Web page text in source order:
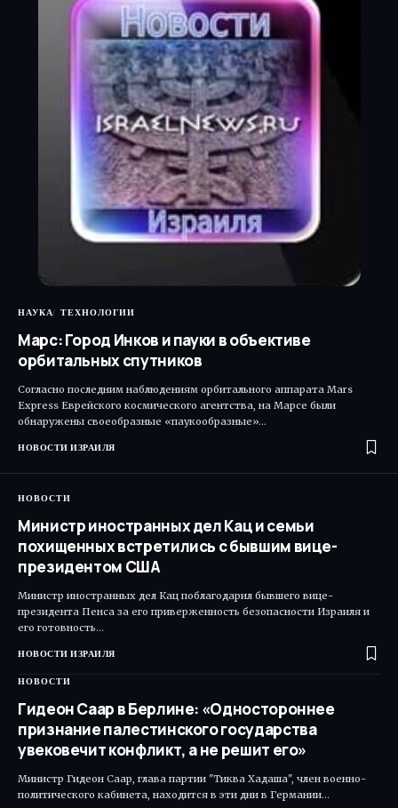
НАУКА ТЕХНОЛОГИИ
Марс: Город Инков и пауки в объективе
орбитальных спутников
Согласно последним наблюдениям орбитального аппарата Mars
Express Еврейского космического агентства, на Марсе были
обнаружены своеобразные «паукообразные»…
НОВОСТИ ИЗРАИЛЯ
НОВОСТИ
Министр иностранных дел Кац и семьи
похищенных встретились с бывшим вице-
президентом США
Министр иностранных дел Кац поблагодарил бывшего вице-
президента Пенса за его приверженность безопасности Израиля и
его готовность…
НОВОСТИ ИЗРАИЛЯ
НОВОСТИ
Гидеон Саар в Берлине: «Одностороннее
признание палестинского государства
увековечит конфликт, а не решит его»
Министр Гидеон Саар, глава партии "Тиква Хадаша", член военно-
политического кабинета, находится в эти дни в Германии…